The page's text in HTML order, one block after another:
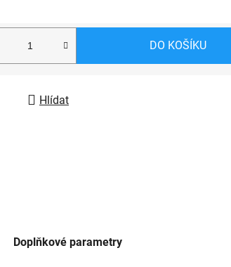
DO KOŠÍKU
Hlídat
Doplňkové parametry